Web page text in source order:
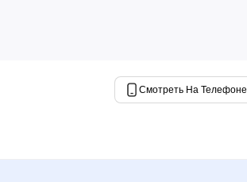
Смотреть На Телефоне